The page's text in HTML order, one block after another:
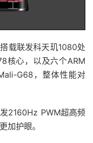
载联发科天玑1080处
核心，以及六个ARM
G68，整体性能对
2160Hz PWM超高频
加护眼。